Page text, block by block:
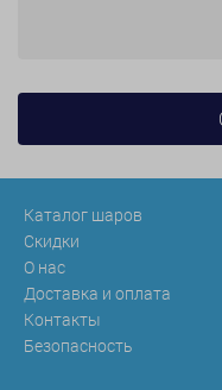
Каталог шаров
Скидки
О нас
Доставка и оплата
Контакты
Безопасность